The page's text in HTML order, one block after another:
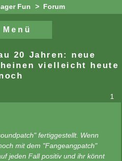
Fun > Forum
20 Jahren: neue
vielleicht heute
1
fertiggestellt. Wenn
mit dem "Fangeangpatch"
jeden Fall positiv und ihr könnt